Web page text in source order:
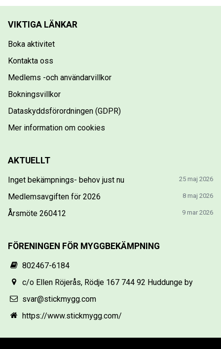
VIKTIGA LÄNKAR
Boka aktivitet
Kontakta oss
Medlems -och användarvillkor
Bokningsvillkor
Dataskyddsförordningen (GDPR)
Mer information om cookies
AKTUELLT
Inget bekämpnings- behov just nu 25 maj 2026
Medlemsavgiften för 2026 8 maj 2026
Årsmöte 260412 9 mar 2026
FÖRENINGEN FÖR MYGGBEKÄMPNING
802467-6184
c/o Ellen Röjerås, Rödje 167 744 92 Huddunge by
svar@stickmygg.com
https://www.stickmygg.com/